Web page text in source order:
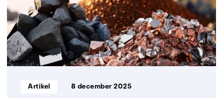
Informatietype:
Artikel 8 december 2025